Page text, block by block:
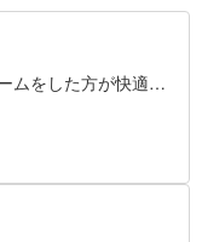
ムをした方が快適に